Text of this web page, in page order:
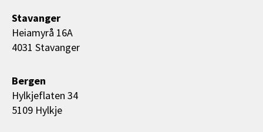
Stavanger
Heiamyrå 16A
4031 Stavanger
Bergen
Hylkjeflaten 34
5109 Hylkje